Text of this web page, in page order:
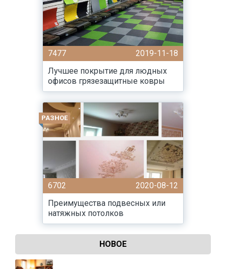
7477
2019-11-18
Лучшее покрытие для людных
офисов грязезащитные ковры
РАЗНОЕ
6702
2020-08-12
Преимущества подвесных или
натяжных потолков
НОВОЕ